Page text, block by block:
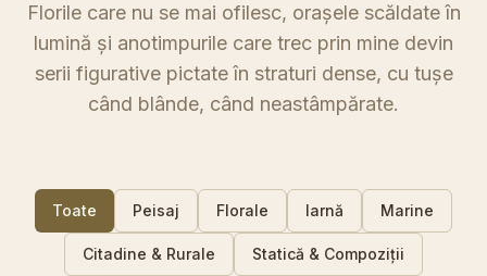
Florile care nu se mai ofilesc, orașele scăldate în
lumină și anotimpurile care trec prin mine devin
serii figurative pictate în straturi dense, cu tușe
când blânde, când neastâmpărate.
Toate Peisaj Florale Iarnă Marine
Citadine & Rurale Statică & Compoziții